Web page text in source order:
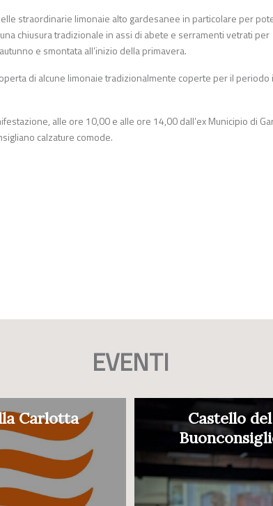
straordinarie limonaie alto gardesanee in particolare per
chiusura tradizionale in assi di abete e serramenti vetrati per
e smontata all’inizio della primavera.
di alcune limonaie tradizionalmente coperte per il periodo
alle ore 10,00 e alle ore 14,00 dall’ex Municipio di
calzature comode.
EVENTI
Carlotta
Castello del